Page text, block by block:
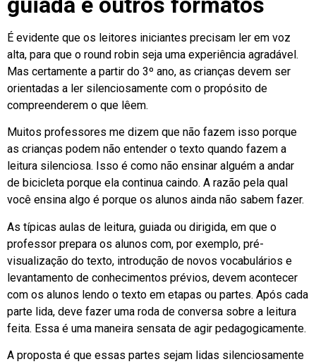
É evidente que os leitores iniciantes precisam ler em voz
alta, para que o round robin seja uma experiência agradável.
Mas certamente a partir do 3º ano, as crianças devem ser
orientadas a ler silenciosamente com o propósito de
compreenderem o que lêem.
Muitos professores me dizem que não fazem isso porque
as crianças podem não entender o texto quando fazem a
leitura silenciosa. Isso é como não ensinar alguém a andar
de bicicleta porque ela continua caindo. A razão pela qual
você ensina algo é porque os alunos ainda não sabem fazer.
As típicas aulas de leitura, guiada ou dirigida, em que o
professor prepara os alunos com, por exemplo, pré-
visualização do texto, introdução de novos vocabulários e
levantamento de conhecimentos prévios, devem acontecer
com os alunos lendo o texto em etapas ou partes. Após cada
parte lida, deve fazer uma roda de conversa sobre a leitura
feita. Essa é uma maneira sensata de agir pedagogicamente.
A proposta é que essas partes sejam lidas silenciosamente